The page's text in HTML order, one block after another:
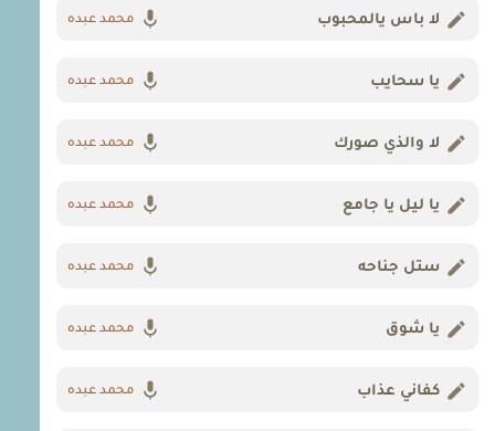
لا باس يالمحبوب محمد عبده
يا سحايب محمد عبده
لا والذي صورك محمد عبده
يا ليل يا جامع محمد عبده
ستل جناحه محمد عبده
يا شوق محمد عبده
كفاني عذاب محمد عبده